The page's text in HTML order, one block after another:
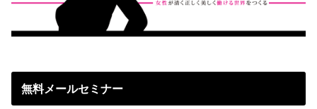
無料メールセミナー